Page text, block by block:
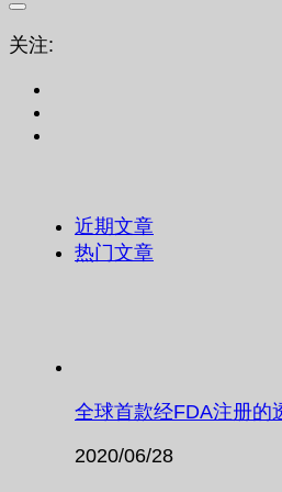
关注:
近期文章
热门文章
全球首款经FDA注册的
2020/06/28